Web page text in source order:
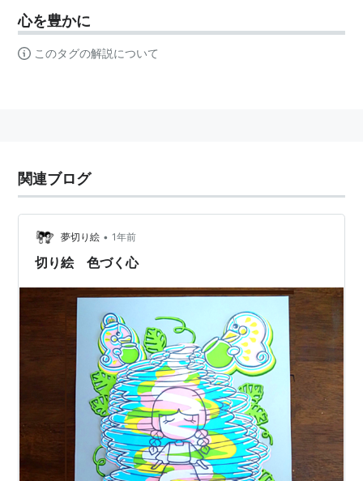
心を豊かに
このタグの解説について
関連ブログ
夢切り絵 • 1年前
切り絵 色づく心